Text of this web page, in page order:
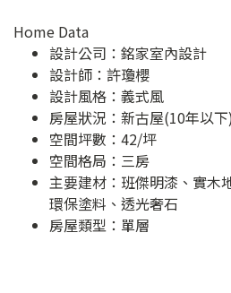
Home Data
設計公司： 銘家室內設計
設計師：許瓊櫻
設計風格：義式風
房屋狀況：新古屋(10年以
空間坪數：42/坪
空間格局：三房
主要建材：班傑明漆、實木
環保塗料、透光奢石
房屋類型：單層